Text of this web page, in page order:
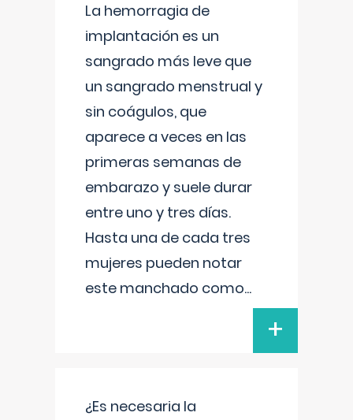
La hemorragia de
implantación es un
sangrado más leve que
un sangrado menstrual y
sin coágulos, que
aparece a veces en las
primeras semanas de
embarazo y suele durar
entre uno y tres días.
Hasta una de cada tres
mujeres pueden notar
este manchado como...
+
¿Es necesaria la